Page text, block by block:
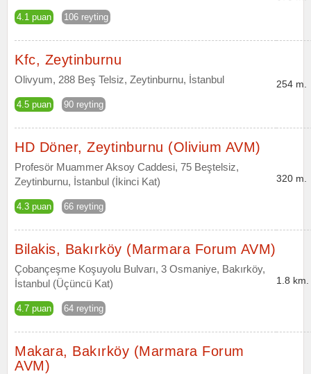
4.1 puan 106 reyting
Kfc, Zeytinburnu
Olivyum, 288 Beş Telsiz, Zeytinburnu, İstanbul
4.5 puan 90 reyting
254 m.
HD Döner, Zeytinburnu (Olivium AVM)
Profesör Muammer Aksoy Caddesi, 75 Beştelsiz,
Zeytinburnu, İstanbul (İkinci Kat)
4.3 puan 66 reyting
320 m.
Bilakis, Bakırköy (Marmara Forum AVM)
Çobançeşme Koşuyolu Bulvarı, 3 Osmaniye, Bakırköy,
İstanbul (Üçüncü Kat)
4.7 puan 64 reyting
1.8 km.
Makara, Bakırköy (Marmara Forum
AVM)